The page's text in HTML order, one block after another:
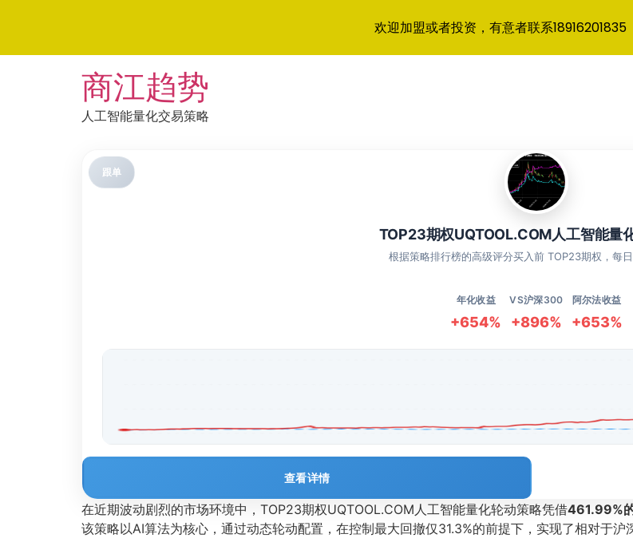
商江趋势
人工智能量化交易策略
跟单
TOP23期权UQTOOL.COM人工智能量
根据策略排行榜的高级评分买入前 TOP23期权，每
年化收益
+654%
VS沪深300
+896%
阿尔法收益
+653%
查看详情
在近期波动剧烈的市场环境中，TOP23期权UQTOOL.COM人工智能量化轮动策略凭借461.99%
该策略以AI算法为核心，通过动态轮动配置，在控制最大回撤仅31.3%的前提下，实现了相对于沪
欢迎加盟或者投资，有意者联系18916201835